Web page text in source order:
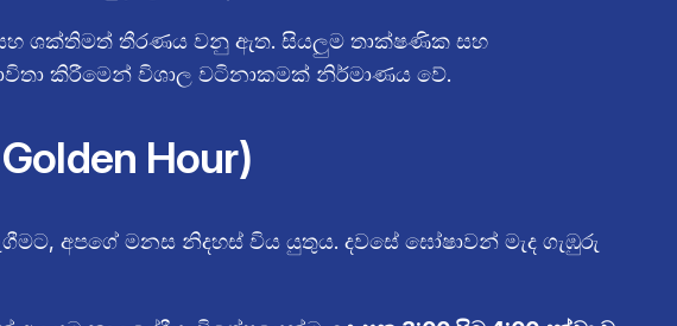
සහ ශක්තිමත් තීරණය වනු ඇත. සියලුම තාක්ෂණික සහ
කිරීමෙන් විශාල වටිනාකමක් නිර්මාණය වේ.
Hour)
අපගේ මනස නිදහස් විය යුතුය. දවසේ ඝෝෂාවන් මැද ගැඹුරු